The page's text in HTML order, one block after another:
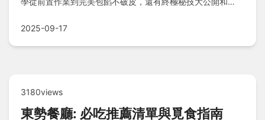
2025-09-17
3180views
東勢餐廳: 必吃推薦清單與覓食指南